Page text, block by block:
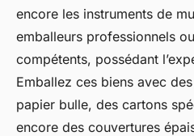
encore les instruments de
emballeurs professionnels
compétents, possédant
Emballez ces biens avec
papier bulle, des cartons
encore des couvertures